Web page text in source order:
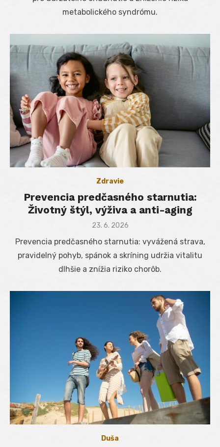
metabolického syndrómu.
Zdravie
Prevencia predčasného starnutia:
Životný štýl, výživa a anti-aging
Posted
23. 6. 2026
Prevencia predčasného starnutia: vyvážená strava,
pravidelný pohyb, spánok a skríning udržia vitalitu
dlhšie a znížia riziko chorôb.
Duša